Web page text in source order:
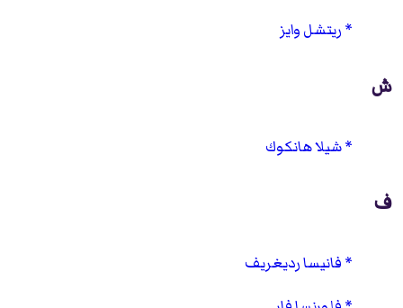
ريتشل وايز
ش
شيلا هانكوك
ف
فانيسا رديغريف